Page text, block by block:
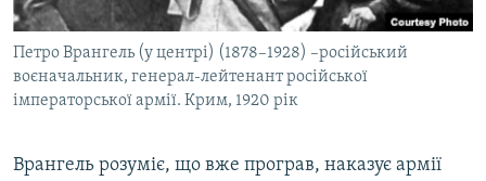
Петро Врангель (у центрі) (1878–1928) –російський
воєначальник, генерал-лейтенант російської
імператорської армії. Крим, 1920 рік
Врангель розуміє, що вже програв, наказує армії